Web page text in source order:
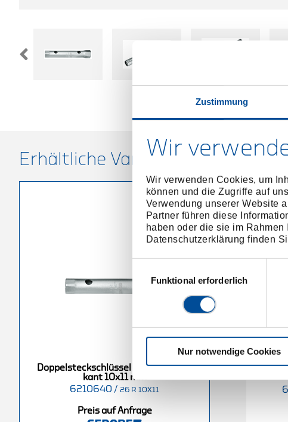
Zustimmung
Wir
Wir verwenden Cookies, um
können und die Zugriffe auf
Verwendung unserer Website
Partner führen diese
haben oder die sie im
Datenschutzerklärung finden
Funktional erforderlich
Nur notwendige Cookies
Erhältliche Varianten
Doppelsteckschlüssel Hohlschaft 6-
kant 10x11 mm
6210640 / 26 R 10X11
Preis auf Anfrage
Doppelsteckschlüssel
Hohlschaft 6-kant 36x41 mm
6213310/
Preis auf Anfrage